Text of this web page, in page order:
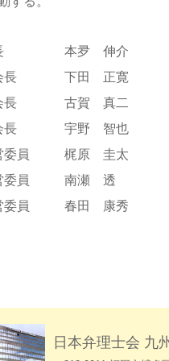
本夛 伸介
長
下田 正寛
長
古賀 真二
長
宇野 智也
委員
梶原 圭太
委員
南瀬 透
委員
春田 康秀
日本弁理士会 九
士は知的財産の専門家です！
弁理士は知的財産の専門家で